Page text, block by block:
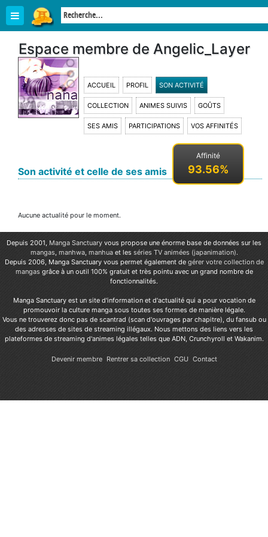
Espace membre de Angelic_Layer
ACCUEIL PROFIL SON ACTIVITÉ
COLLECTION ANIMES SUIVIS GOÛTS
SES AMIS PARTICIPATIONS VOS AFFINITÉS
Affinité
93.56%
Son activité et celle de ses amis
Aucune actualité pour le moment.
Depuis 2001, Manga Sanctuary vous propose une énorme base de données sur les
mangas, manhwa, manhuaet les séries TV animées (japanimation).
Depuis 2006, Manga Sanctuary vous permet également de gérer votre collection de
mangas grâce à un outil 100% gratuit et très pointu avec un grand nombre de
fonctionnalités.
Manga Sanctuary est un site d'information et d'actualité qui a pour vocation de
promouvoir la culture manga sous toutes ses formes de manière légale.
Vous ne trouverez donc pas de scantrad (scan d'ouvrages par chapitre), du fansub ou
des adresses de sites de streaming illégaux. Nous mettons des liens vers les
plateformes de streaming d'animes légales telles que ADN, Crunchyroll et Wakanim.
Devenir membre Rentrer sa collection CGU Contact